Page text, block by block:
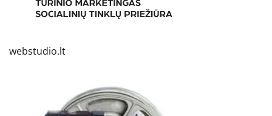
webstudio.lt